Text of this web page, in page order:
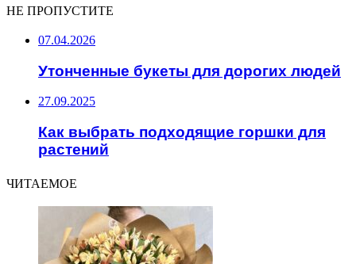
НЕ ПРОПУСТИТЕ
07.04.2026
Утонченные букеты для дорогих людей
27.09.2025
Как выбрать подходящие горшки для
растений
ЧИТАЕМОЕ